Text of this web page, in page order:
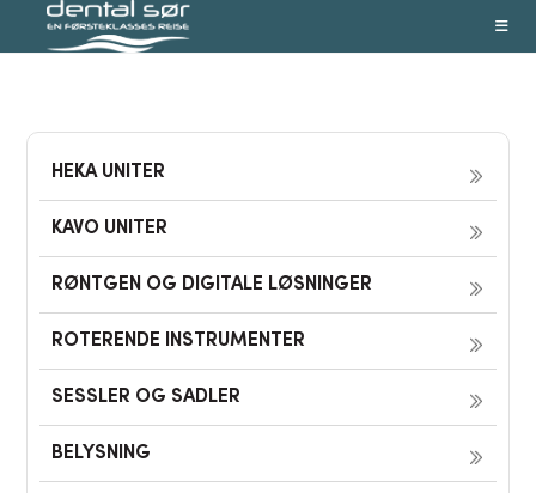
HEKA UNITER
KAVO UNITER
RØNTGEN OG DIGITALE LØSNINGER
ROTERENDE INSTRUMENTER
SESSLER OG SADLER
BELYSNING